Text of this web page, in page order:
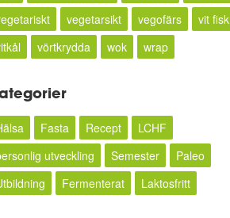
vegetarsikt vegofärs
vit fisk
vörtkrydda wok wrap
Fasta Recept
LCHF
utveckling
Semester
Paleo
Fermenterat Laktosfritt